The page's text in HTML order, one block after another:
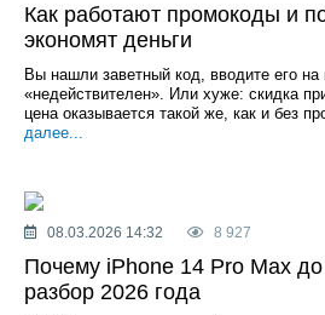
Как работают промокоды и
экономят деньги
Вы нашли заветный код, вводите его
«недействителен». Или хуже: скидка
цена оказывается такой же, как и без
далее...
08.03.2026 14:32 8 927
Почему iPhone 14 Pro Max до
разбор 2026 года